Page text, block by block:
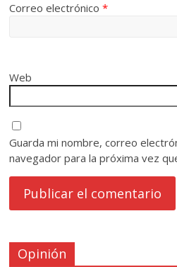
Correo electrónico*
Web
Guarda mi nombre, correo
navegador para la próxima vez
Opinión